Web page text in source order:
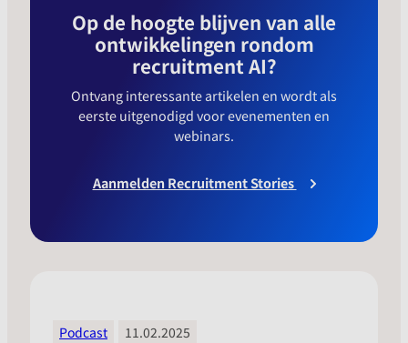
Op de hoogte blijven van alle
ontwikkelingen rondom
recruitment AI?
Ontvang interessante artikelen en wordt als
eerste uitgenodigd voor evenementen en
webinars.
Aanmelden Recruitment Stories
Podcast 11.02.2025